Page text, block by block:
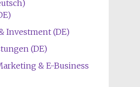
Investment (DE)
(DE)
& E-Business